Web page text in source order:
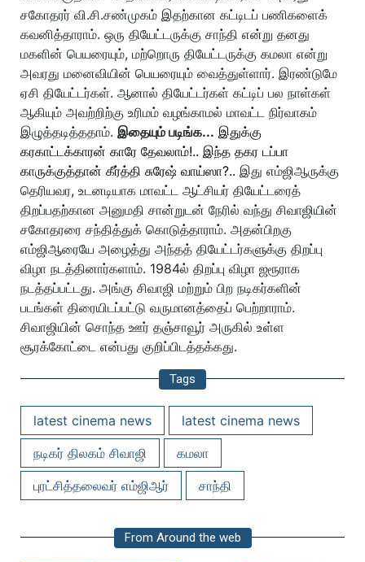
சகோதரர் வி.சி.சண்முகம் இதற்கான கட்டிடப் பணிகளைக்
கவனித்தாராம். ஒரு தியேட்டருக்கு சாந்தி என்று தனது
மகளின் பெயரையும், மற்றொரு தியேட்டருக்கு கமலா என்று
அவரது மனைவியின் பெயரையும் வைத்துள்ளார். இரண்டுமே
ஏசி தியேட்டர்கள். ஆனால் தியேட்டர்கள் கட்டிப் பல நாள்கள்
ஆகியும் அவற்றிற்கு உரிமம் வழங்காமல் மாவட்ட நிர்வாகம்
இழுத்தடித்ததாம். இதையும் படிங்க... இதுக்கு
கரகாட்டக்காரன் காரே தேவலாம்!.. இந்த தகர டப்பா
காருக்குத்தான் கீர்த்தி சுரேஷ் வாய்ஸா?.. இது எம்ஜிஆருக்கு
தெரியவர, உடனடியாக மாவட்ட ஆட்சியர் தியேட்டரைத்
திறப்பதற்கான அனுமதி சான்றுடன் நேரில் வந்து சிவாஜியின்
சகோதரரை சந்தித்துக் கொடுத்தாராம். அதன்பிறகு
எம்ஜிஆரையே அழைத்து அந்தத் தியேட்டர்களுக்கு திறப்பு
விழா நடத்தினார்களாம். 1984ல் திறப்பு விழா ஜரூராக
நடத்தப்பட்டது. அங்கு சிவாஜி மற்றும் பிற நடிகர்களின்
படங்கள் திரையிடப்பட்டு வருமானத்தைப் பெற்றாராம்.
சிவாஜியின் சொந்த ஊர் தஞ்சாவூர் அருகில் உள்ள
சூரக்கோட்டை என்பது குறிப்பிடத்தக்கது.
Tags
latest cinema news
latest cinema news
நடிகர் திலகம் சிவாஜி
கமலா
புரட்சித்தலைவர் எம்ஜிஆர்
சாந்தி
From Around the web